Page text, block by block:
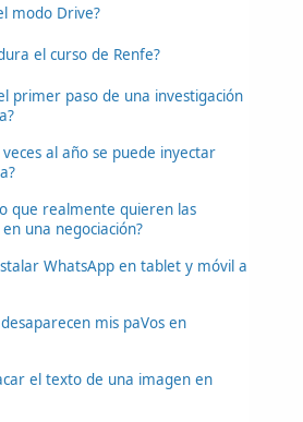
modo Drive?
el curso de Renfe?
primer paso de una investigación
veces al año se puede inyectar
que realmente quieren las
una negociación?
WhatsApp en tablet y móvil a
mis paVos en
el texto de una imagen en